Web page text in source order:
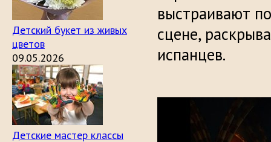
Детский букет из живых
цветов
09.05.2026
Детские мастер классы
выстраивают
сцене,
испанцев.